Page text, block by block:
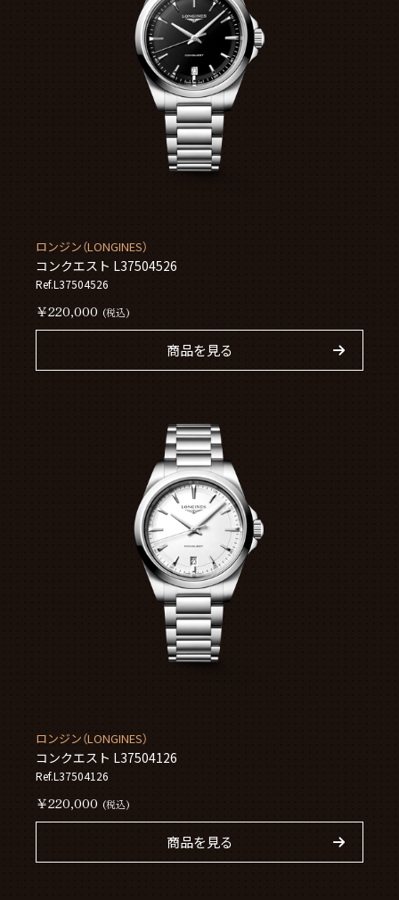
ロンジン（LONGINES）
コンクエスト L37504526
Ref.L37504526
￥220,000 (税込)
商品を見る
ロンジン（LONGINES）
コンクエスト L37504126
Ref.L37504126
￥220,000 (税込)
商品を見る